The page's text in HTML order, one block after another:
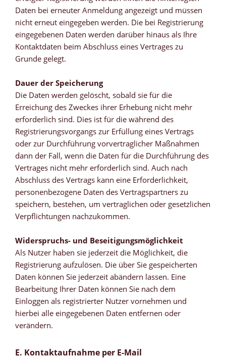
Daten bei erneuter Anmeldung angezeigt und müssen
nicht erneut eingegeben werden. Die bei Registrierung
eingegebenen Daten werden darüber hinaus als Ihre
Kontaktdaten beim Abschluss eines Vertrages zu
Grunde gelegt.
Dauer der Speicherung
Die Daten werden gelöscht, sobald sie für die
Erreichung des Zweckes ihrer Erhebung nicht mehr
erforderlich sind. Dies ist für die während des
Registrierungsvorgangs zur Erfüllung eines Vertrags
oder zur Durchführung vorvertraglicher Maßnahmen
dann der Fall, wenn die Daten für die Durchführung des
Vertrages nicht mehr erforderlich sind. Auch nach
Abschluss des Vertrags kann eine Erforderlichkeit,
personenbezogene Daten des Vertragspartners zu
speichern, bestehen, um vertraglichen oder gesetzlichen
Verpflichtungen nachzukommen.
Widerspruchs- und Beseitigungsmöglichkeit
Als Nutzer haben sie jederzeit die Möglichkeit, die
Registrierung aufzulösen. Die über Sie gespeicherten
Daten können Sie jederzeit abändern lassen. Eine
Bearbeitung Ihrer Daten können Sie nach dem
Einloggen als registrierter Nutzer vornehmen und
hierbei alle eingegebenen Daten entfernen oder
verändern.
E. Kontaktaufnahme per E-Mail